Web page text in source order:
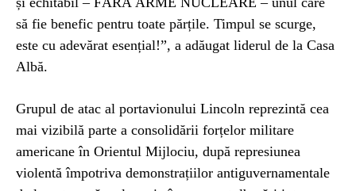
să fie benefic pentru toate părțile. Timpul se scurge,
este cu adevărat esențial!”, a adăugat liderul de la Casa
Albă.
Grupul de atac al portavionului Lincoln reprezintă cea
mai vizibilă parte a consolidării forțelor militare
americane în Orientul Mijlociu, după represiunea
violentă împotriva demonstrațiilor antiguvernamentale